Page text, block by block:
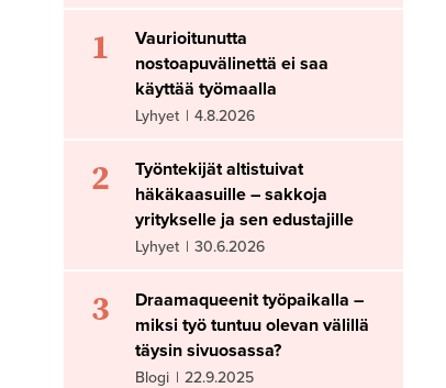
1
Vaurioitunutta
nostoapuvälinettä ei saa
käyttää työmaalla
Lyhyet | 4.8.2026
2
Työntekijät altistuivat
häkäkaasuille – sakkoja
yritykselle ja sen edustajille
Lyhyet | 30.6.2026
3
Draamaqueenit työpaikalla –
miksi työ tuntuu olevan välillä
täysin sivuosassa?
Blogi | 22.9.2025